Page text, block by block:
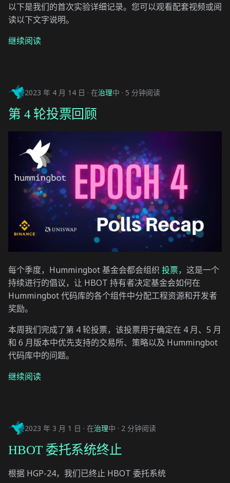
以下是我们的首次实验详细记录。您可以观看配套视频或阅
读以下文字说明。
继续阅读
2023 年 4 月 14 日 在治理中 5 分钟阅读
第 4 轮投票回顾
每个季度，Hummingbot 基金会都会组织 投票，这是一个
持续进行的倡议，让 HBOT 持有者决定基金会如何在
Hummingbot 代码库的各个组件中分配工程资源和开发者
奖励。
本周我们完成了第 4 轮投票，该投票用于确定在 4 月、5 月
和 6 月版本中优先支持的交易所、策略以及 Hummingbot
代码库中的问题。
继续阅读
2023 年 3 月 1 日 在治理中 2 分钟阅读
HBOT 委托系统终止
根据 HGP-24，我们已终止 HBOT 委托系统